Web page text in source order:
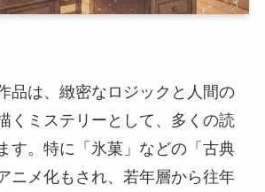
品は、緻密なロジックと人間の
くミステリーとして、多くの読
す。特に「氷菓」などの「古典
ニメ化もされ、若年層から往年